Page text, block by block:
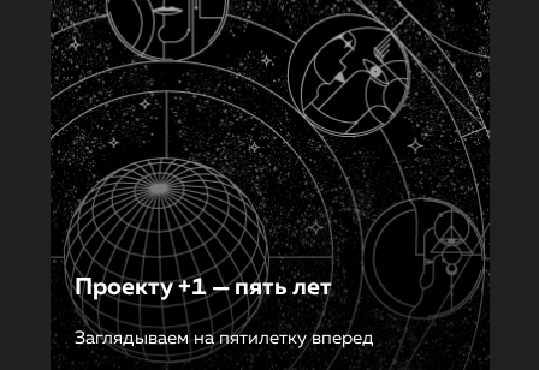
Проекту +1 — пять лет
Заглядываем на пятилетку вперед